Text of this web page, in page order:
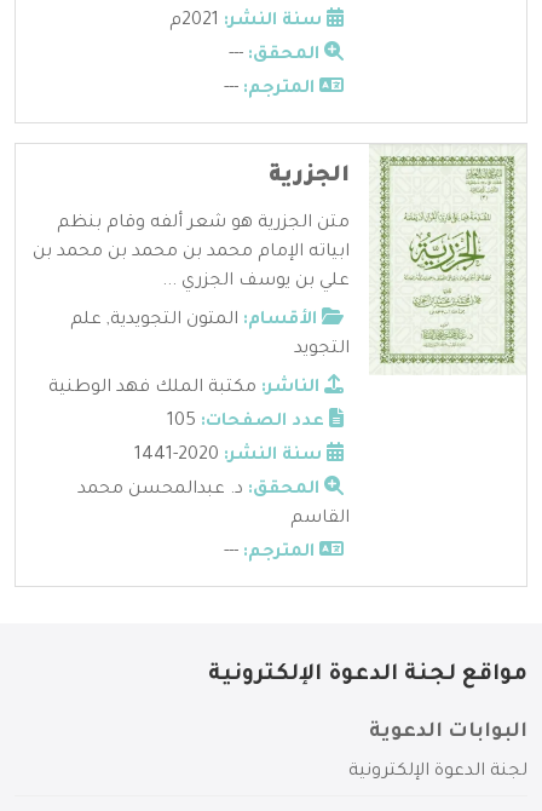
سنة النشر:
المحقق: ---
المترجم: ---
الجزرية
متن الجزرية هو شعر ألفه وقام بنظم
ابياته الإمام محمد بن محمد بن محمد بن
علي بن يوسف الجزري ...
الأقسام: المتون التجويدية, علم
التجويد
الناشر: مكتبة الملك فهد الوطنية
عدد الصفحات:
سنة النشر:
المحقق: د. عبدالمحسن محمد
القاسم
المترجم: ---
مواقع لجنة الدعوة الإلكترونية
البوابات الدعوية
لجنة الدعوة الإلكترونية